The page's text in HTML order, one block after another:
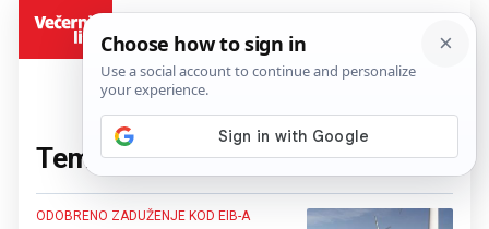
Tema:VE Poklečani(2 članaka)
ODOBRENO ZADUŽENJE KOD EIB-A